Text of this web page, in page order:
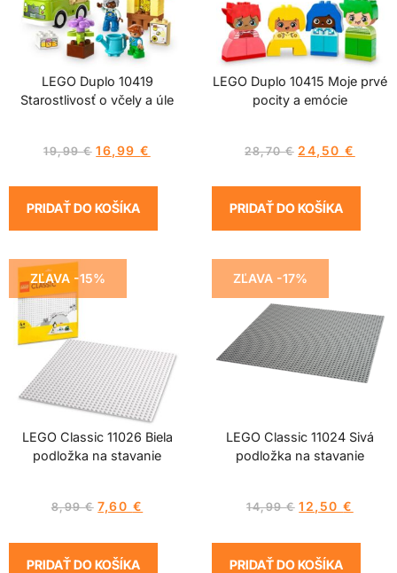
LEGO Duplo 10419
Starostlivosť o včely a úle
19,99€ 16,99€
PRIDAŤ DO KOŠÍKA
LEGO Duplo 10415 Moje prvé
pocity a emócie
28,70€ 24,50€
PRIDAŤ DO KOŠÍKA
ZĽAVA -15%
LEGO Classic 11026 Biela
podložka na stavanie
8,99€ 7,60 €
PRIDAŤ DO KOŠÍKA
ZĽAVA -17%
LEGO Classic 11024 Sivá
podložka na stavanie
14,99€ 12,50€
PRIDAŤ DO KOŠÍKA